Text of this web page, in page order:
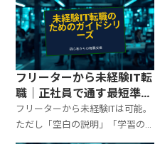
穴・職務経歴書と面接で刺さる
強みの作り方を、最短ルートで
整理します。
フリーターから未経験IT転
職｜正社員で通す最短準備
と見せ方テンプレ
フリーターから未経験ITは可能。
ただし「空白の説明」「学習の
証拠」「継続できる働き方」の3